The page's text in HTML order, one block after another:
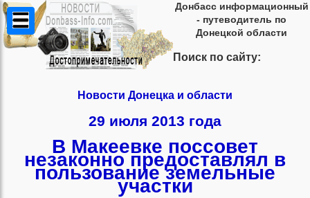
Донбасс информационный
- путеводитель по
Донецкой области
Поиск по сайту:
Новости Донецка и области
29 июля 2013 года
В Макеевке поссовет
незаконно предоставлял в
пользование земельные
участки